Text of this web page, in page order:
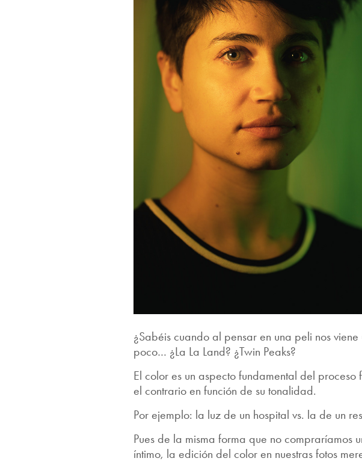
¿Sabéis cuando al pensar en una peli nos
poco… ¿La La Land? ¿Twin Peaks?
El color es un aspecto fundamental del
el contrario en función de su tonalidad.
Por ejemplo: la luz de un hospital vs. la de un
Pues de la misma forma que no compraríamos
íntimo, la edición del color en nuestras fotos